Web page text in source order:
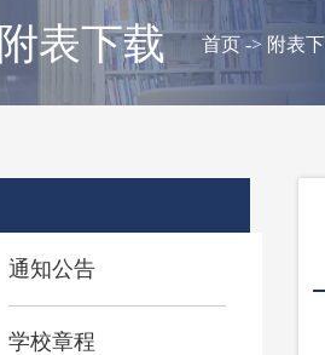
附表下载 首页-> 附表
通知公告
学校章程